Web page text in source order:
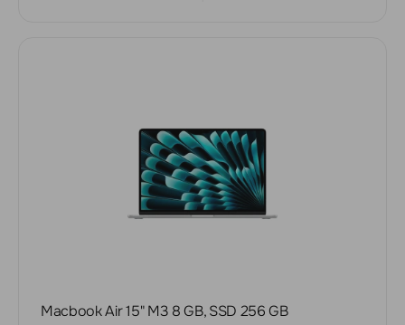
Macbook Air 15" M3 8 GB, SSD 256 GB